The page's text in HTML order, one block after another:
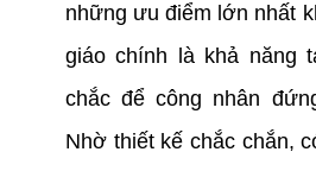
những ưu điểm lớn nhất
giáo chính là khả năng
chắc để công nhân
Nhờ thiết kế chắc chắn,